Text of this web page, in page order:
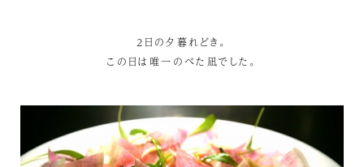
2日の夕暮れどき。
この日は唯一のべた凪でした。